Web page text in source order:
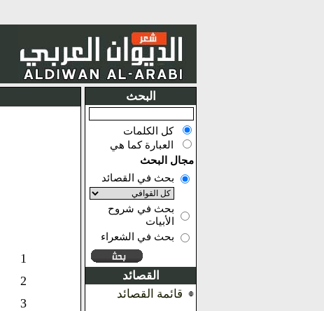
البحث
كل الكلمات
العبارة كما هي
مجال البحث
بحث في القصائد
بحث في شروح
الأبيات
بحث في الشعراء
القصائد
قائمة القصائد
1
2
3